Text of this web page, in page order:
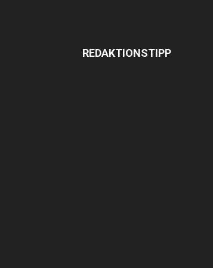
REDAKTIONSTIPP